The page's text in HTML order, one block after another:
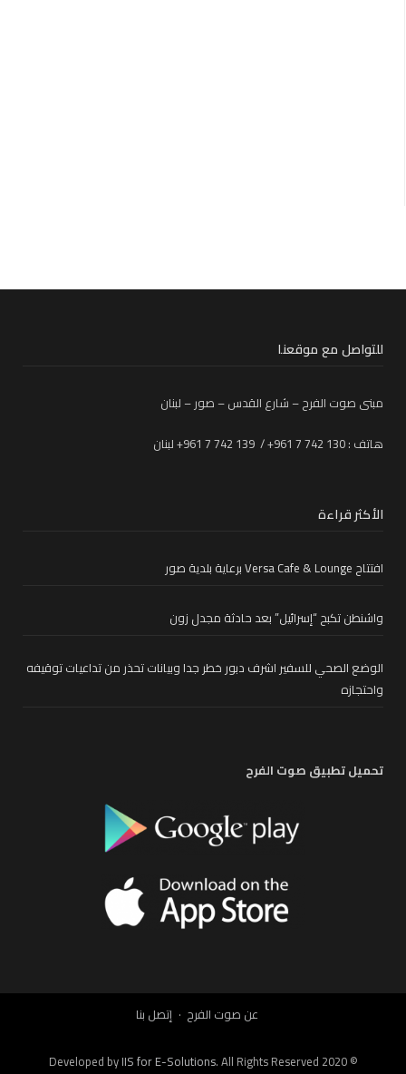
للتواصل مع موقعنا
مبنى صوت الفرح – شارع القدس – صور – لبنان
هاتف : 130 742 7 961+ / 139 742 7 961+ لبنان
الأكثر قراءة
افتتاح Versa Cafe & Lounge برعاية بلدية صور
واشنطن تكبح “إسرائيل” بعد حادثة مجدل زون
الوضع الصحي للسفير اشرف دبور خطر جدا وبيانات تحذر من تداعيات توقيفه
واحتجازه
تحميل تطبيق صوت الفرح
عن صوت الفرح إتصل بنا
© Developed by
IIS for E-Solutions. All Rights Reserved 2020